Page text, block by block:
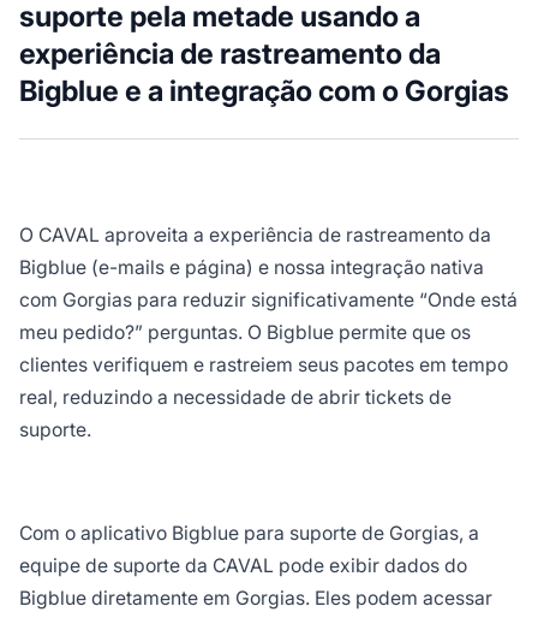
suporte pela metade usando a
experiência de rastreamento da
Bigblue e a integração com o Gorgias
O CAVAL aproveita a experiência de rastreamento da
Bigblue (e-mails e página) e nossa integração nativa
com Gorgias para reduzir significativamente “Onde está
meu pedido?” perguntas. O Bigblue permite que os
clientes verifiquem e rastreiem seus pacotes em tempo
real, reduzindo a necessidade de abrir tickets de
suporte.
Com o aplicativo Bigblue para suporte de Gorgias, a
equipe de suporte da CAVAL pode exibir dados do
Bigblue diretamente em Gorgias. Eles podem acessar